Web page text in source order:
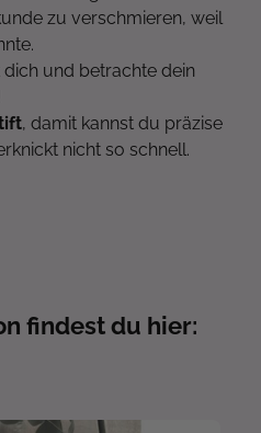
zu verschmieren, weil
und betrachte dein
, damit kannst du präzise
nicht so schnell.
findest du hier: